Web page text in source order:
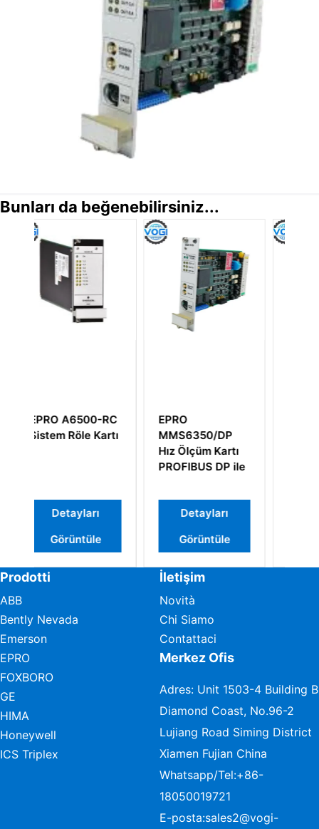
Bunları da beğenebilirsiniz...
EPRO
MMS6350/DP
Detayları
Görüntüle
Titreşim izleme
kontrol kartı
Detayları
Görüntüle
Prodotti
ABB
Bently Nevada
Emerson
EPRO
FOXBORO
GE
HIMA
Honeywell
ICS Triplex
İletişim
Novità
Chi Siamo
Contattaci
Merkez Ofis
Adres: Unit 1503-4 Building B
Diamond Coast, No.96-2
Lujiang Road Siming District
Xiamen Fujian China
Whatsapp/Tel:+86-
18050019721
E-posta:sales2@vogi-